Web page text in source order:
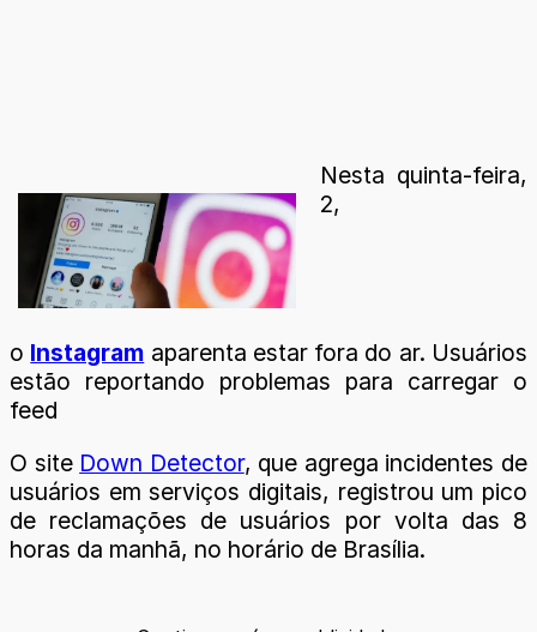
Nesta quinta-feira,
2,
o Instagram aparenta estar fora do ar. Usuários
estão reportando problemas para carregar o
feed
O site Down Detector, que agrega incidentes de
usuários em serviços digitais, registrou um pico
de reclamações de usuários por volta das 8
horas da manhã, no horário de Brasília.